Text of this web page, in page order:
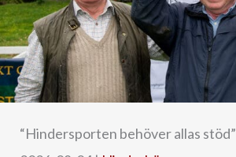
“Hindersporten behöver allas stöd”